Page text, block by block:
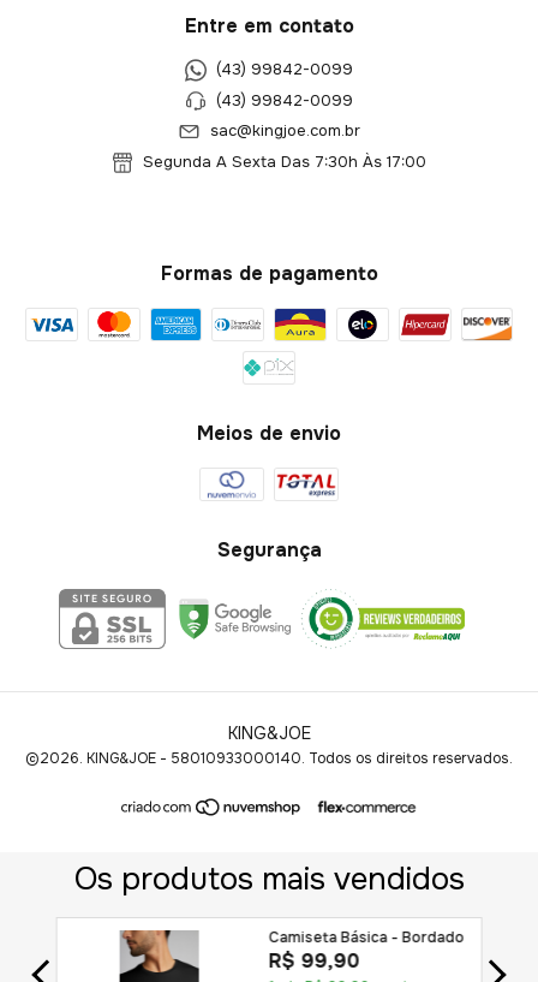
Entre em contato
(43) 99842-0099
(43) 99842-0099
sac@kingjoe.com.br
Segunda A Sexta Das 7:30h Às 17:00
Formas de pagamento
Meios de envio
Segurança
KING&JOE
©2026. KING&JOE - 58010933000140. Todos os direitos reservados.